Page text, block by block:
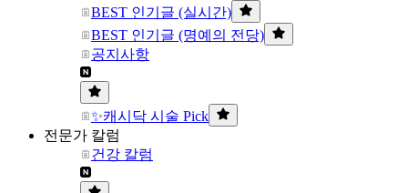
BEST 인기글 (실시간)
BEST 인기글 (명예의 전당)
공지사항
✨캐시닥 시술 Pick
전문가 칼럼
건강 칼럼